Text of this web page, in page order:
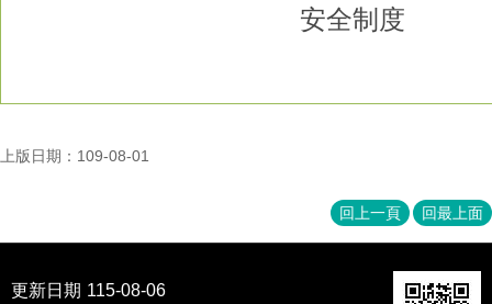
安全制度
上版日期：109-08-01
回上一頁 回最上面
更新日期 115-08-06